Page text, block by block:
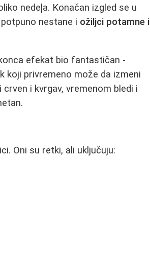
nedeļa. Konačan izgled se u
nestane i ožiljci potamne i
efekat bio fantastičan -
koji privremeno može da izmeni
i kvrgav, vremenom bledi i
Oni su retki, ali uključuju: